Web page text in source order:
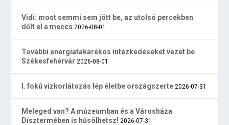
Vidi: most semmi sem jött be, az utolsó percekben
dőlt el a meccs 2026-08-01
További energiatakarékos intézkedéseket vezet be
Székesfehérvár 2026-08-01
I. fokú vízkorlátozás lép életbe országszerte 2026-07-31
Meleged van? A múzeumban és a Városháza
Dísztermében is hűsölhetsz! 2026-07-31